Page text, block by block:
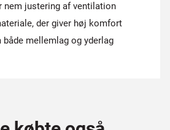
nem justering af ventilation
der giver høj komfort
mellemlag og yderlag